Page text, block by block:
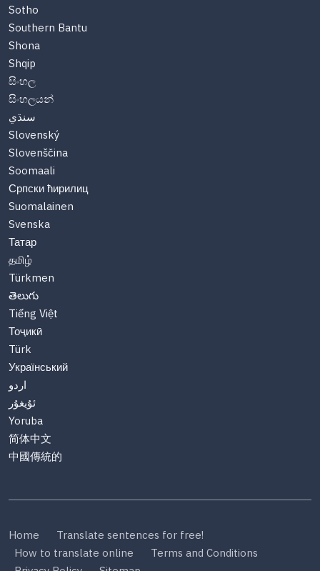
Sotho
Southern Bantu
Shona
Shqip
සිංහල
සිංහලයන්
سنڌي
Slovenský
Slovenščina
Soomaali
Српски ћирилиц
Suomalainen
Svenska
Татар
தமிழ்
Türkmen
తెలుగు
Tiếng Việt
Тоҷикӣ
Türk
Український
اردو
ئۇيغۇر
Yoruba
简体中文
中國傳統的
Home
Translate sentences for free!
How to translate online
Terms and Conditions